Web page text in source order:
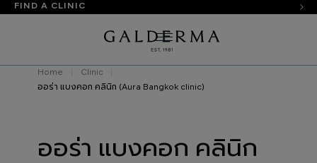
FIND A CLINIC
Home
Clinic
ออร่า แบงคอก คลินิก (Aura Bangkok clinic)
ออร่า แบงคอก คลินิก